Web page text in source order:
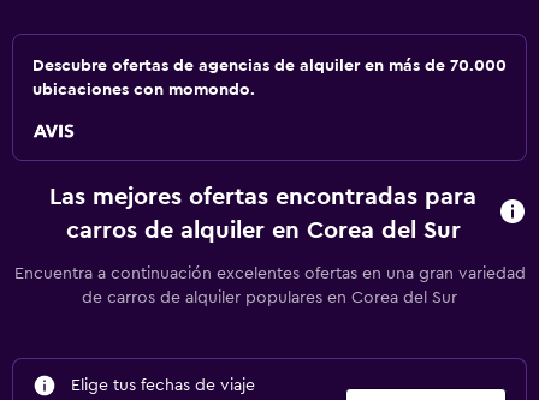
Descubre ofertas de agencias de alquiler en más de 70.000
ubicaciones con momondo.
Las mejores ofertas encontradas para
carros de alquiler en Corea del Sur
Encuentra a continuación excelentes ofertas en una gran variedad
de carros de alquiler populares en Corea del Sur
Elige tus fechas de viaje